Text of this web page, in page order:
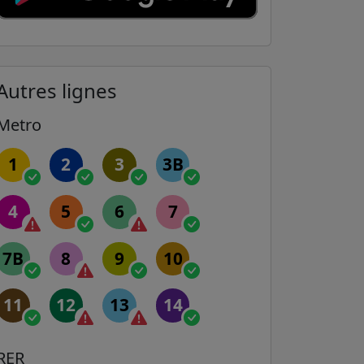
lignes
1 2 3 3B
4 5 6 7
7B 8 9 10
11 12 13 14